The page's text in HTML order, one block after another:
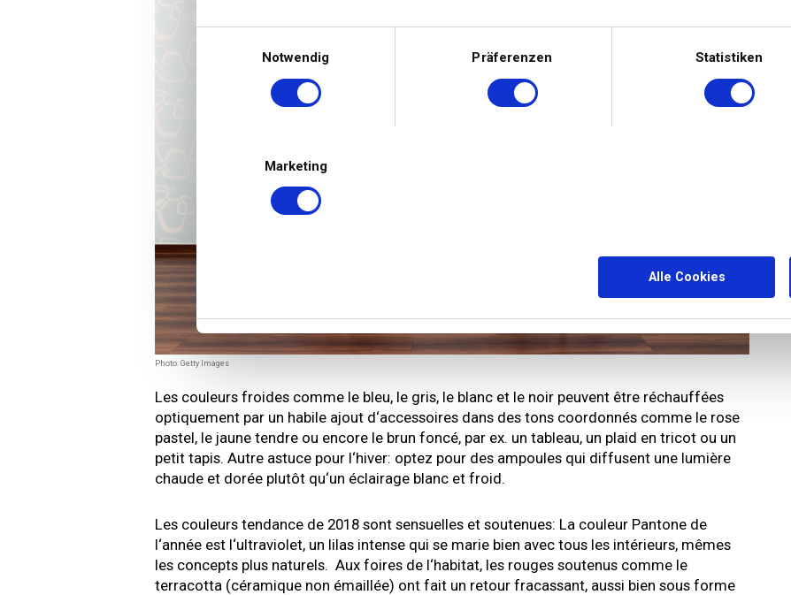
Notwendig
Präferenzen Statistiken
Marketing
Alle Cookies
Photo: Getty Images
Les couleurs froides comme le bleu, le gris, le blanc et le noir peuvent être réchauffées
optiquement par un habile ajout d‘accessoires dans des tons coordonnés comme le rose
pastel, le jaune tendre ou encore le brun foncé, par ex. un tableau, un plaid en tricot ou un
petit tapis. Autre astuce pour l‘hiver: optez pour des ampoules qui diffusent une lumière
chaude et dorée plutôt qu‘un éclairage blanc et froid.
Les couleurs tendance de 2018 sont sensuelles et soutenues: La couleur Pantone de
l‘année est l‘ultraviolet, un lilas intense qui se marie bien avec tous les intérieurs, mêmes
les concepts plus naturels. Aux foires de l‘habitat, les rouges soutenus comme le
terracotta (céramique non émaillée) ont fait un retour fracassant, aussi bien sous forme